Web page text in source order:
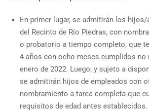
En primer lugar, se admitirán los
del Recinto de Río Piedras, con
o probatorio a tiempo completo, que
4 años con ocho meses cumplidos no
enero de 2022. Luego, y sujeto a
se admitirán hijos de empleados con
nombramiento a tarea completa que
requisitos de edad antes